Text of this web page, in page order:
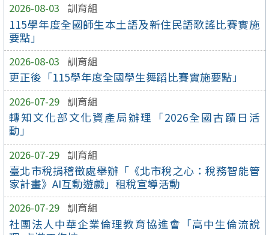
2026-08-03 訓育組
115學年度全國師生本土語及新住民語歌謠比賽實施
要點」
2026-08-03 訓育組
更正後「115學年度全國學生舞蹈比賽實施要點」
2026-07-29 訓育組
轉知文化部文化資產局辦理「2026全國古蹟日活
動」
2026-07-29 訓育組
臺北市稅捐稽徵處舉辦「《北市稅之心：稅務智能管
家計畫》AI互動遊戲」租稅宣導活動
2026-07-29 訓育組
社團法人中華企業倫理教育協進會「高中生倫流說